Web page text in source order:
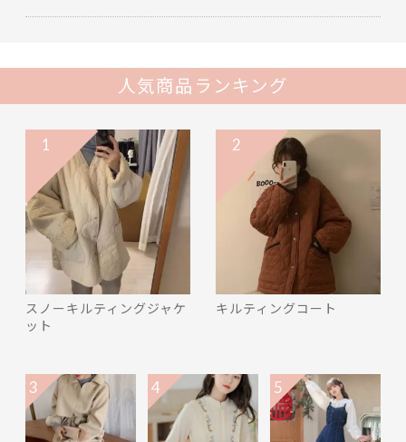
人気商品ランキング
スノーキルティングジャケ
ット
1
キルティングコート
2
3 4 5